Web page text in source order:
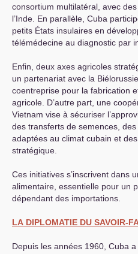
consortium multilatéral, avec
l’Inde. En parallèle, Cuba
petits États insulaires en
télémédecine au diagnostic par
Enfin, deux axes agricoles
un partenariat avec la
coentreprise pour la fabrication
agricole. D’autre part, une
Vietnam vise à sécuriser
des transferts de semences,
adaptées au climat cubain et
stratégique.
Ces initiatives s’inscrivent dans
alimentaire, essentielle pour un
dépendant des importations.
LA DIPLOMATIE DU SAVOIR-
Depuis les années 1960, Cuba